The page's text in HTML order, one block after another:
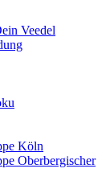
Veedel
Köln
Oberbergischer